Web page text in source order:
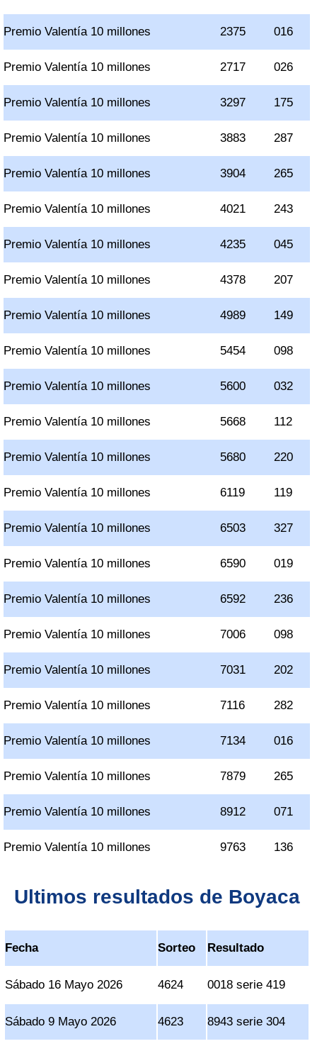
Premio Valentía 10 millones 2375 016
Premio Valentía 10 millones 2717 026
Premio Valentía 10 millones 3297 175
Premio Valentía 10 millones 3883 287
Premio Valentía 10 millones 3904 265
Premio Valentía 10 millones 4021 243
Premio Valentía 10 millones 4235 045
Premio Valentía 10 millones 4378 207
Premio Valentía 10 millones 4989 149
Premio Valentía 10 millones 5454 098
Premio Valentía 10 millones 5600 032
Premio Valentía 10 millones 5668 112
Premio Valentía 10 millones 5680 220
Premio Valentía 10 millones 6119 119
Premio Valentía 10 millones 6503 327
Premio Valentía 10 millones 6590 019
Premio Valentía 10 millones 6592 236
Premio Valentía 10 millones 7006 098
Premio Valentía 10 millones 7031 202
Premio Valentía 10 millones 7116 282
Premio Valentía 10 millones 7134 016
Premio Valentía 10 millones 7879 265
Premio Valentía 10 millones 8912 071
Premio Valentía 10 millones 9763 136
Ultimos resultados de Boyaca
Fecha Sorteo Resultado
Sábado 16 Mayo 2026 4624 0018 serie 419
Sábado 9 Mayo 2026 4623 8943 serie 304